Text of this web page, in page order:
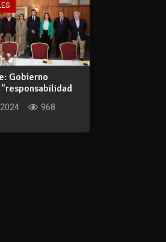
Gobierno
968